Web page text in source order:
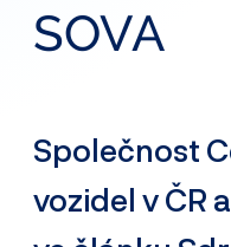
SOVA
Společnost
vozidel v ČR